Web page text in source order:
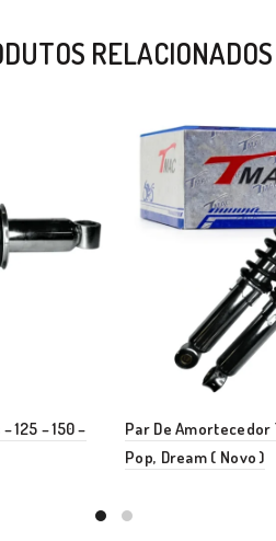
RELACIONADOS
125 – 150 –
Par De Amortecedor
Pop, Dream ( Novo )